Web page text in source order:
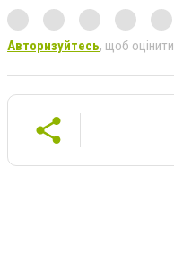
Авторизуйтесь, щоб оцінити